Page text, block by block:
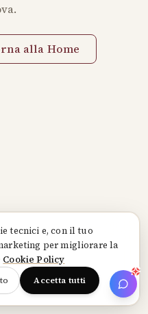
tecnici e, con il tuo
per migliorare la
Cookie Policy
Accetta tutti
alla Home